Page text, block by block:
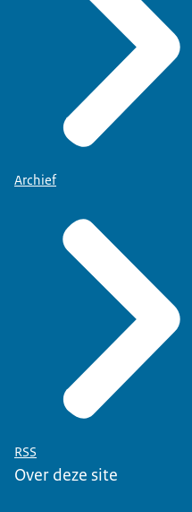
Archief
RSS
Over deze site